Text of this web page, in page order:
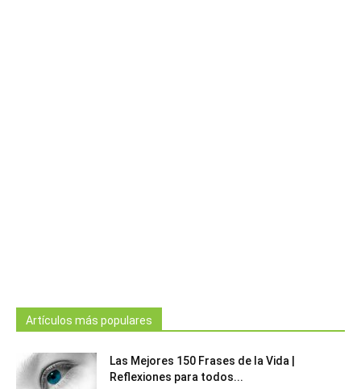
Artículos más populares
Las Mejores 150 Frases de la Vida |
Reflexiones para todos...